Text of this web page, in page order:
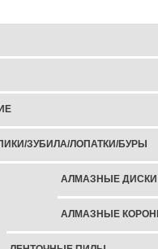
ЗУБИЛА/ЛОПАТКИ/БУРЫ
АЛМАЗНЫЕ ДИСКИ
АЛМАЗНЫЕ